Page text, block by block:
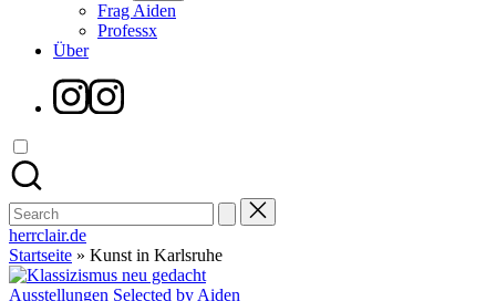
Frag Aiden
Professx
Über
Instagram
Search
for:
herrclair.de
Startseite » Kunst in Karlsruhe
Posted
Ausstellungen Selected by Aiden